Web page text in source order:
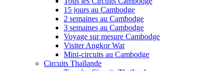
15 jours au Cambodge
2 semaines au Cambodge
3 semaines au Cambodge
Voyage sur mesure Cambodge
Visiter Angkor Wat
Mini-circuits au Cambodge
Circuits Thaïlande